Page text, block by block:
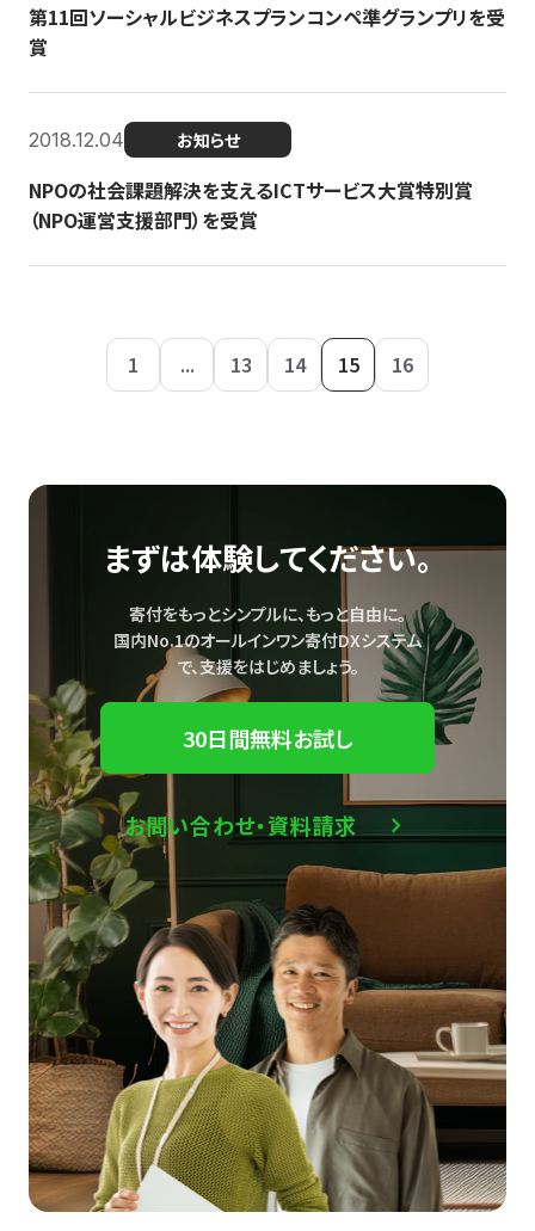
第11回ソーシャルビジネスプランコンペ準グランプリを受
賞
2018.12.04 お知らせ
NPOの社会課題解決を支えるICTサービス大賞特別賞
（NPO運営支援部門）を受賞
1 ... 13 14 15 16
まずは体験してください。
寄付をもっとシンプルに、もっと自由に。
国内No.1のオールインワン寄付DXシステム
で、支援をはじめましょう。
30日間無料お試し
お問い合わせ・資料請求